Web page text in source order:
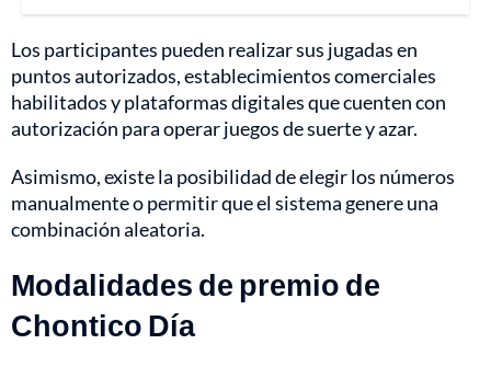
Los participantes pueden realizar sus jugadas en
puntos autorizados, establecimientos comerciales
habilitados y plataformas digitales que cuenten con
autorización para operar juegos de suerte y azar.
Asimismo, existe la posibilidad de elegir los números
manualmente o permitir que el sistema genere una
combinación aleatoria.
Modalidades de premio de
Chontico Día